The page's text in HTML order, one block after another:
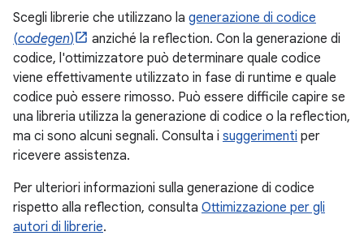
Scegli librerie che utilizzano la generazione di codice
(codegen)
anziché la reflection. Con la generazione di
codice, l'ottimizzatore può determinare quale codice
viene effettivamente utilizzato in fase di runtime e quale
codice può essere rimosso. Può essere difficile capire se
una libreria utilizza la generazione di codice o la reflection,
ma ci sono alcuni segnali. Consulta i suggerimenti per
ricevere assistenza.
Per ulteriori informazioni sulla generazione di codice
rispetto alla reflection, consulta Ottimizzazione per gli
autori di librerie.